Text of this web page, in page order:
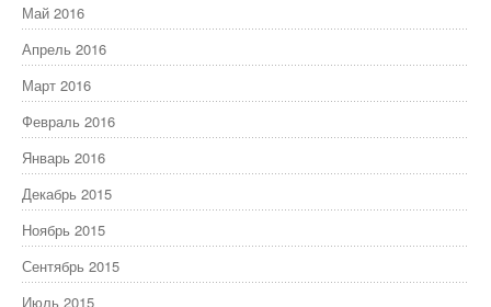
Май 2016
Апрель 2016
Март 2016
Февраль 2016
Январь 2016
Декабрь 2015
Ноябрь 2015
Сентябрь 2015
Июль 2015